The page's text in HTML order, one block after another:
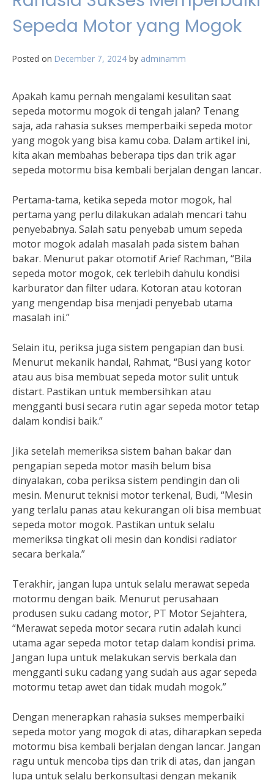
Sepeda Motor yang Mogok
Posted on December 7, 2024 by adminamm
Apakah kamu pernah mengalami kesulitan saat
sepeda motormu mogok di tengah jalan? Tenang
saja, ada rahasia sukses memperbaiki sepeda motor
yang mogok yang bisa kamu coba. Dalam artikel ini,
kita akan membahas beberapa tips dan trik agar
sepeda motormu bisa kembali berjalan dengan lancar.
Pertama-tama, ketika sepeda motor mogok, hal
pertama yang perlu dilakukan adalah mencari tahu
penyebabnya. Salah satu penyebab umum sepeda
motor mogok adalah masalah pada sistem bahan
bakar. Menurut pakar otomotif Arief Rachman, “Bila
sepeda motor mogok, cek terlebih dahulu kondisi
karburator dan filter udara. Kotoran atau kotoran
yang mengendap bisa menjadi penyebab utama
masalah ini.”
Selain itu, periksa juga sistem pengapian dan busi.
Menurut mekanik handal, Rahmat, “Busi yang kotor
atau aus bisa membuat sepeda motor sulit untuk
distart. Pastikan untuk membersihkan atau
mengganti busi secara rutin agar sepeda motor tetap
dalam kondisi baik.”
Jika setelah memeriksa sistem bahan bakar dan
pengapian sepeda motor masih belum bisa
dinyalakan, coba periksa sistem pendingin dan oli
mesin. Menurut teknisi motor terkenal, Budi, “Mesin
yang terlalu panas atau kekurangan oli bisa membuat
sepeda motor mogok. Pastikan untuk selalu
memeriksa tingkat oli mesin dan kondisi radiator
secara berkala.”
Terakhir, jangan lupa untuk selalu merawat sepeda
motormu dengan baik. Menurut perusahaan
produsen suku cadang motor, PT Motor Sejahtera,
“Merawat sepeda motor secara rutin adalah kunci
utama agar sepeda motor tetap dalam kondisi prima.
Jangan lupa untuk melakukan servis berkala dan
mengganti suku cadang yang sudah aus agar sepeda
motormu tetap awet dan tidak mudah mogok.”
Dengan menerapkan rahasia sukses memperbaiki
sepeda motor yang mogok di atas, diharapkan sepeda
motormu bisa kembali berjalan dengan lancar. Jangan
ragu untuk mencoba tips dan trik di atas, dan jangan
lupa untuk selalu berkonsultasi dengan mekanik